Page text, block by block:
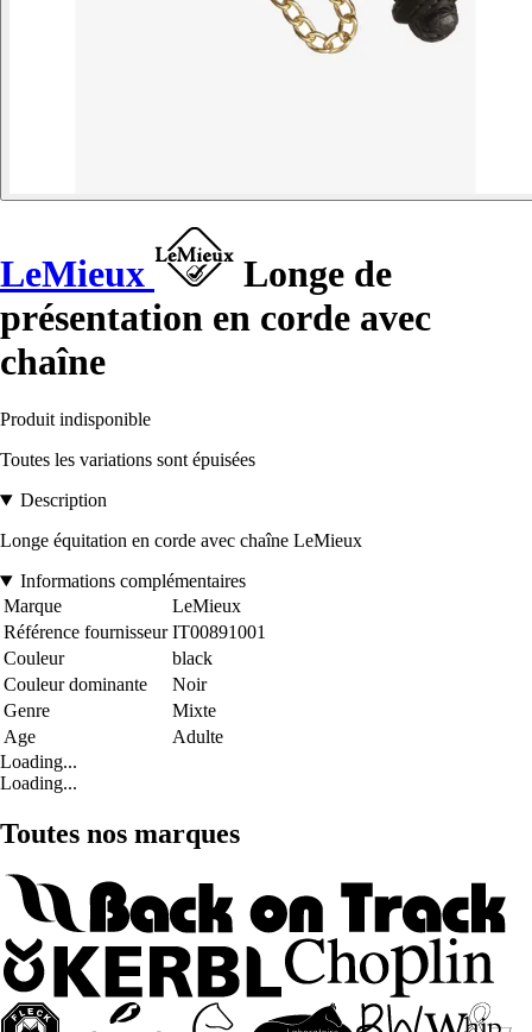
LeMieux
Longe de
présentation en corde avec
chaîne
Produit indisponible
Toutes les variations sont épuisées
Description
Longe équitation en corde avec chaîne LeMieux
Informations complémentaires
Marque
LeMieux
Référence fournisseur IT00891001
Couleur
black
Couleur dominante
Noir
Genre
Mixte
Age
Adulte
Loading...
Loading...
Toutes nos marques